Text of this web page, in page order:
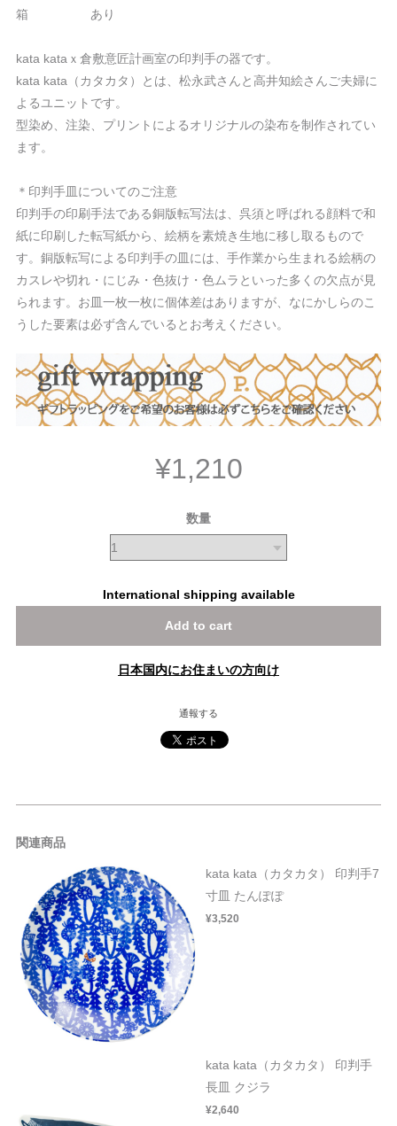
箱 あり
kata kataｘ倉敷意匠計画室の印判手の器です。
kata kata（カタカタ）とは、松永武さんと高井知絵さんご夫婦に
よるユニットです。
型染め、注染、プリントによるオリジナルの染布を制作されてい
ます。
＊印判手皿についてのご注意
印判手の印刷手法である銅版転写法は、呉須と呼ばれる顔料で和
紙に印刷した転写紙から、絵柄を素焼き生地に移し取るもので
す。銅版転写による印判手の皿には、手作業から生まれる絵柄の
カスレや切れ・にじみ・色抜け・色ムラといった多くの欠点が見
られます。お皿一枚一枚に個体差はありますが、なにかしらのこ
うした要素は必ず含んでいるとお考えください。
¥1,210
数量
International shipping available
Add to cart
日本国内にお住まいの方向け
通報する
関連商品
kata kata（カタカタ） 印判手7
寸皿 たんぽぽ
¥3,520
kata kata（カタカタ） 印判手
長皿 クジラ
¥2,640